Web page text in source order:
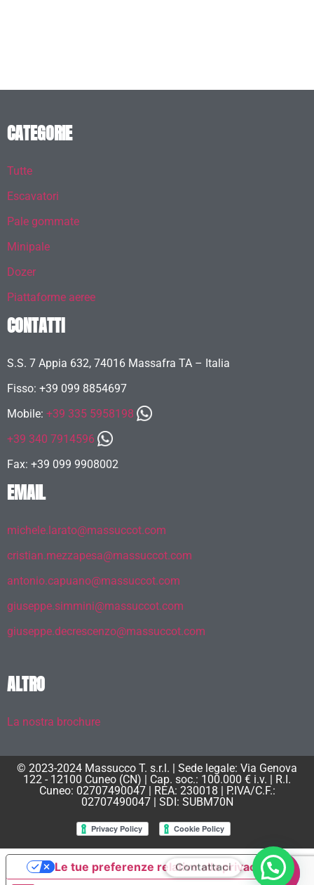
CATEGORIE
Tutte
Escavatori
Pale gommate
Minipale
Dozer
Piattaforme aeree
CONTATTI
S.S. 7 Appia 632, 74016 Massafra TA – Italia
Fisso: +39 099 8854697
Mobile: +39 335 5958198
+39 340 7914596
Fax: +39 099 9908002
EMAIL
michele.larato@massuccot.com
cristian.mezzapesa@massuccot.com
antonio.capuano@massuccot.com
giuseppe.simmini@massuccot.com
giuseppe.decrescenzo@massuccot.com
ALTRO
La nostra brochure
© 2023-2024 Massucco T. s.r.l. | Sede legale: Via Genova
122 - 12100 Cuneo (CN) | Cap. soc.: 100.000 € i.v. | R.I.
Cuneo: 02707490047 | REA: 230018 | P.IVA/C.F.:
02707490047 | SDI: SUBM70N
Contattaci
Le tue preferenze relative alla privacy